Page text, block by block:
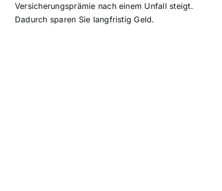
Versicherungsprämie nach einem Unfall steigt.
Dadurch sparen Sie langfristig Geld.